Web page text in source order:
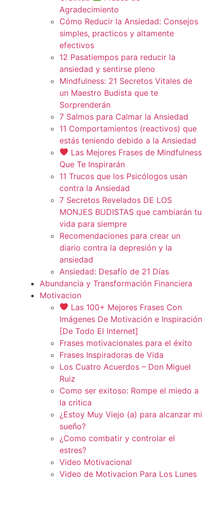
Agradecimiento
Cómo Reducir la Ansiedad: Consejos
simples, practicos y altamente
efectivos
12 Pasatiempos para reducir la
ansiedad y sentirse pleno
Mindfulness: 21 Secretos Vitales de
un Maestro Budista que te
Sorprenderán
7 Salmos para Calmar la Ansiedad
11 Comportamientos (reactivos) que
estás teniendo debido a la Ansiedad
Las Mejores Frases de Mindfulness
Que Te Inspirarán
11 Trucos que los Psicólogos usan
contra la Ansiedad
7 Secretos Revelados DE LOS
MONJES BUDISTAS que cambiarán tu
vida para siempre
Recomendaciones para crear un
diario contra la depresión y la
ansiedad
Ansiedad: Desafío de 21 Días
Abundancia y Transformación Financiera
Motivacion
Las 100+ Mejores Frases Con
Imágenes De Motivación e Inspiración
[De Todo El Internet]
Frases motivacionales para el éxito
Frases Inspiradoras de Vida
Los Cuatro Acuerdos – Don Miguel
Ruiz
Como ser exitoso: Rompe el miedo a
la critica
¿Estoy Muy Viejo (a) para alcanzar mi
sueño?
¿Como combatir y controlar el
estres?
Video Motivacional
Video de Motivacion Para Los Lunes